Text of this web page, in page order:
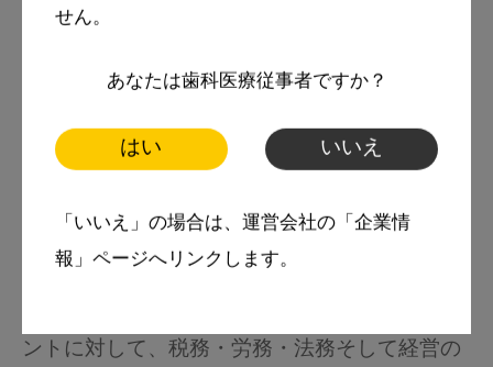
せん。
あなたは歯科医療従事者ですか？
はい いいえ
「いいえ」の場合は、運営会社の「企業情
報」ページへリンクします。
前田直樹
テントゥーワン税理士法人
年に税理士法人を設立。
歯科クリニックへの顧問税理士としての関与の
ントに対して、税務・労務・法務そして経営の